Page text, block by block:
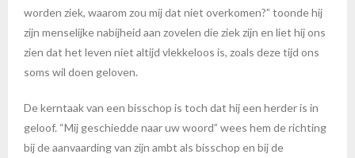
worden ziek, waarom zou mij dat niet overkomen?” toonde hij
zijn menselijke nabijheid aan zovelen die ziek zijn en liet hij ons
zien dat het leven niet altijd vlekkeloos is, zoals deze tijd ons
soms wil doen geloven.
De kerntaak van een bisschop is toch dat hij een herder is in
geloof. “Mij geschiedde naar uw woord” wees hem de richting
bij de aanvaarding van zijn ambt als bisschop en bij de